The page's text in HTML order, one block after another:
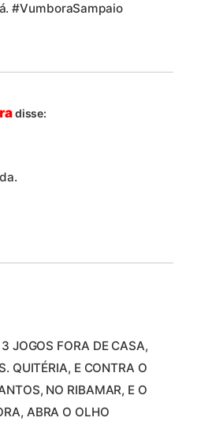
#VumboraSampaio
disse:
JOGOS FORA DE CASA,
QUITÉRIA, E CONTRA O
NO RIBAMAR, E O
ABRA O OLHO